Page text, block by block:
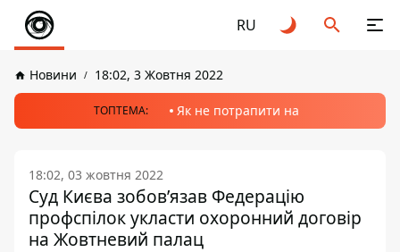
RU
Новини 18:02, 3 Жовтня 2022
ТОПТЕМА: Як не потрапити на
18:02, 03 жовтня 2022
Суд Києва зобов’язав Федерацію
профспілок укласти охоронний договір
на Жовтневий палац